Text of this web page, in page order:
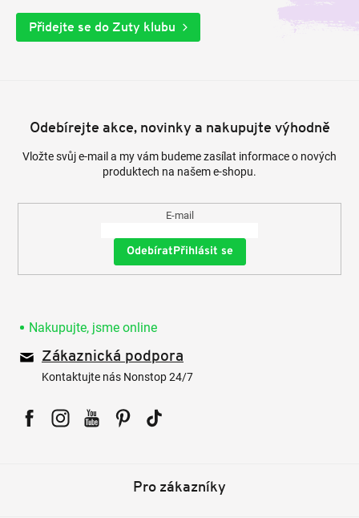
Přidejte se do Zuty klubu
Odebírejte akce, novinky a nakupujte výhodně
Vložte svůj e-mail a my vám budeme zasílat informace o nových
produktech na našem e-shopu.
E-mail
Přihlásit se
Nakupujte, jsme online
Zákaznická podpora
Kontaktujte nás Nonstop 24/7
Pro zákazníky